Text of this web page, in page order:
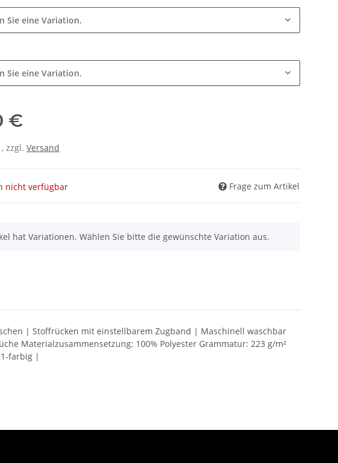
Sie eine Variation.
Sie eine Variation.
€
zzgl. Versand
nicht verfügbar Frage zum Artikel
hat Variationen. Wählen Sie bitte die gewünschte Variation aus.
| Stoffrücken mit einstellbarem Zugband | Maschinell waschbar
Materialzusammensetzung: 100% Polyester Grammatur: 223 g/m²
farbig |